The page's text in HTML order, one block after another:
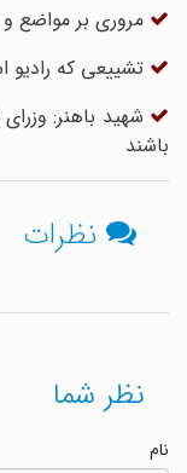
مروری بر مواضع و
تشییعی که رادیو
شهید باهنر: وزرای
باشند
نظرات
نظر شما